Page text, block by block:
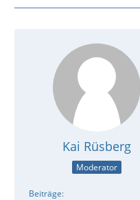
Kai Rüsberg
Moderator
Beiträge